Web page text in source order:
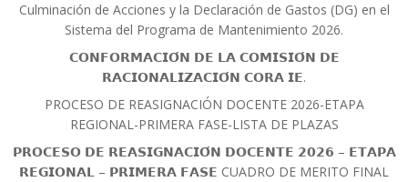
Culminación de Acciones y la Declaración de Gastos (DG) en el
Sistema del Programa de Mantenimiento 2026.
𝗖𝗢𝗡𝗙𝗢𝗥𝗠𝗔𝗖𝗜𝗢́𝗡 𝗗𝗘 𝗟𝗔 𝗖𝗢𝗠𝗜𝗦𝗜𝗢́𝗡 𝗗𝗘
𝗥𝗔𝗖𝗜𝗢𝗡𝗔𝗟𝗜𝗭𝗔𝗖𝗜𝗢́𝗡 𝗖𝗢𝗥𝗔 𝗜𝗘.
PROCESO DE REASIGNACIÓN DOCENTE 2026-ETAPA
REGIONAL-PRIMERA FASE-LISTA DE PLAZAS
𝗣𝗥𝗢𝗖𝗘𝗦𝗢 𝗗𝗘 𝗥𝗘𝗔𝗦𝗜𝗚𝗡𝗔𝗖𝗜𝗢́𝗡 𝗗𝗢𝗖𝗘𝗡𝗧𝗘 𝟮𝟬𝟮𝟲 – 𝗘𝗧𝗔𝗣𝗔
𝗥𝗘𝗚𝗜𝗢𝗡𝗔𝗟 – 𝗣𝗥𝗜𝗠𝗘𝗥𝗔 𝗙𝗔𝗦𝗘 CUADRO DE MERITO FINAL